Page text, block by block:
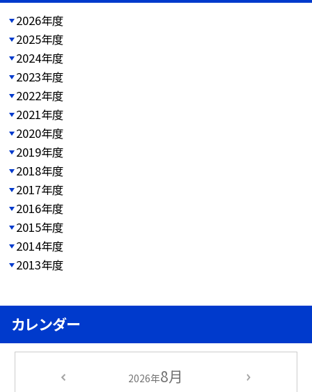
2026年度
2025年度
2024年度
2023年度
2022年度
2021年度
2020年度
2019年度
2018年度
2017年度
2016年度
2015年度
2014年度
2013年度
カレンダー
2026年8月